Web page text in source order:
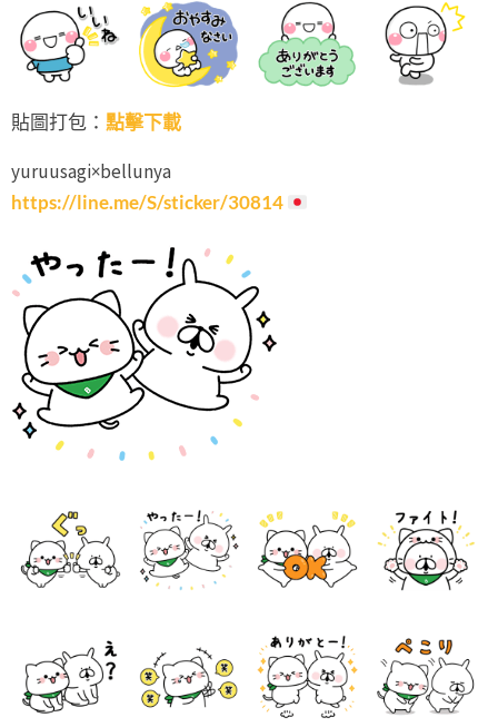
貼圖打包： 點擊下載
yuruusagi×bellunya
https://line.me/S/sticker/30814